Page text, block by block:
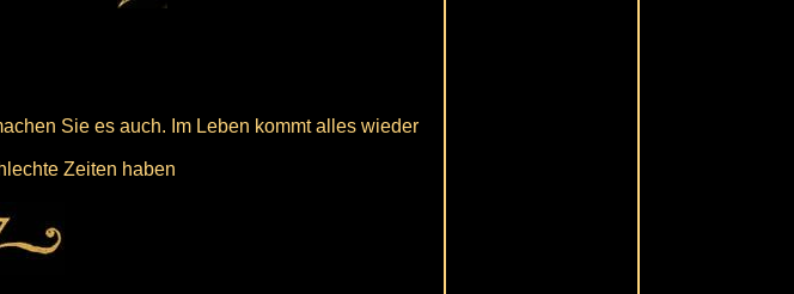
Sie es auch. Im Leben kommt alles wieder
Zeiten haben